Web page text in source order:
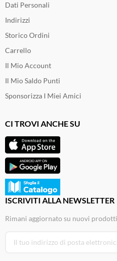
Dati Personali
Indirizzi
Storico Ordini
Carrello
Il Mio Account
Il Mio Saldo Punti
Sponsorizza I Miei Amici
CI TROVI ANCHE SU
ISCRIVITI ALLA NEWSLETTER
Rimani aggiornato su nuovi